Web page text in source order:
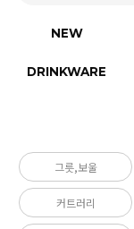
NEW
DRINKWARE
그릇,보울
커트러리